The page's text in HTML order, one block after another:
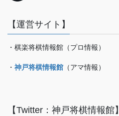
【運営サイト】
・棋楽将棋情報館（プロ情報）
・ 神戸将棋情報館 （アマ情報）
【Twitter：神戸将棋情報館】